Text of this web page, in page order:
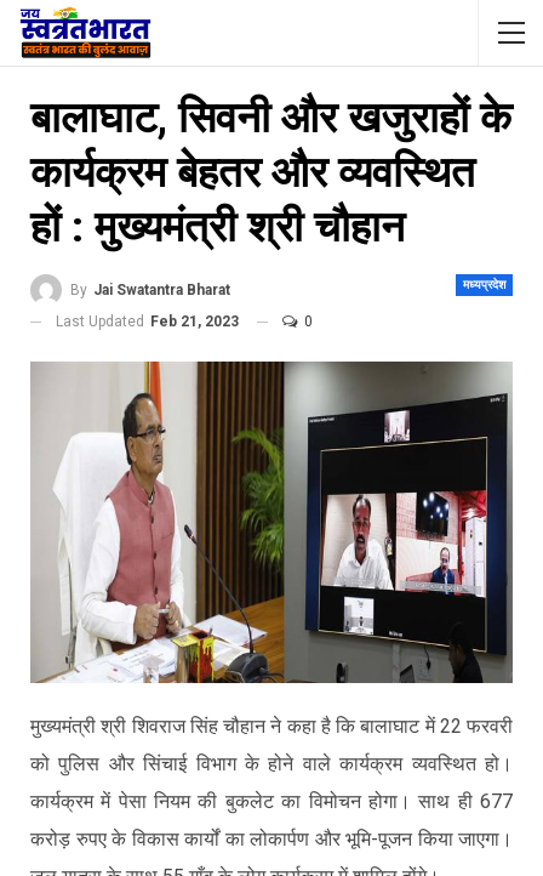
बालाघाट, सिवनी और खजुराहों के
कार्यक्रम बेहतर और व्यवस्थित
हों : मुख्यमंत्री श्री चौहान
मध्यप्रदेश
By Jai Swatantra Bharat
Last Updated Feb 21, 2023 0
मुख्यमंत्री श्री शिवराज सिंह चौहान ने कहा है कि बालाघाट में 22 फरवरी
को पुलिस और सिंचाई विभाग के होने वाले कार्यक्रम व्यवस्थित हो।
कार्यक्रम में पेसा नियम की बुकलेट का विमोचन होगा। साथ ही 677
करोड़ रुपए के विकास कार्यों का लोकार्पण और भूमि-पूजन किया जाएगा।